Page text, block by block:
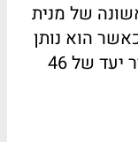
של מנית
הוא נותן
לה המלצת קניה "ניטרלית" עם מחיר יעד של 46